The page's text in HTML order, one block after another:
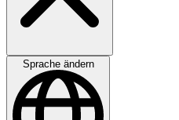
Sprache ändern